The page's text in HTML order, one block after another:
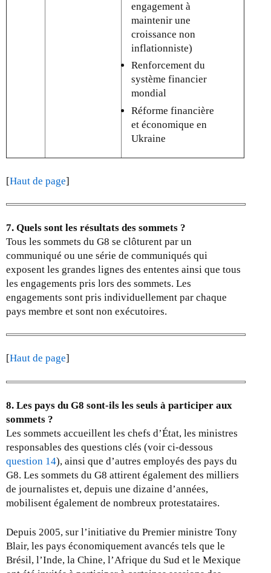
engagement à
maintenir une
croissance non
inflationniste)
Renforcement du
système financier
mondial
Réforme financière
et économique en
Ukraine
[Haut de page]
7. Quels sont les résultats des sommets ?
Tous les sommets du G8 se clôturent par un
communiqué ou une série de communiqués qui
exposent les grandes lignes des ententes ainsi que tous
les engagements pris lors des sommets. Les
engagements sont pris individuellement par chaque
pays membre et sont non exécutoires.
[Haut de page]
8. Les pays du G8 sont-ils les seuls à participer aux
sommets ?
Les sommets accueillent les chefs d’État, les ministres
responsables des questions clés (voir ci-dessous
question 14), ainsi que d’autres employés des pays du
G8. Les sommets du G8 attirent également des milliers
de journalistes et, depuis une dizaine d’années,
mobilisent également de nombreux protestataires.
Depuis 2005, sur l’initiative du Premier ministre Tony
Blair, les pays économiquement avancés tels que le
Brésil, l’Inde, la Chine, l’Afrique du Sud et le Mexique